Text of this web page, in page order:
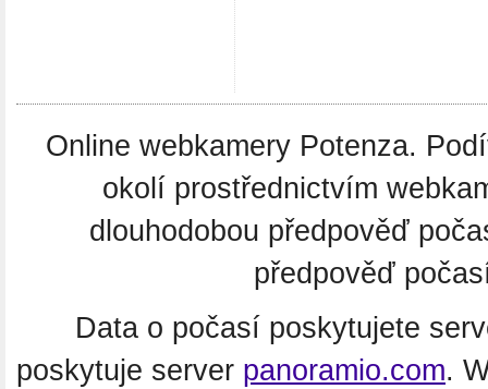
Online webkamery Potenza.
okolí prostřednictvím
dlouhodobou předpověď
předpověď
Data o počasí poskytujete
poskytuje server panoramio.com.